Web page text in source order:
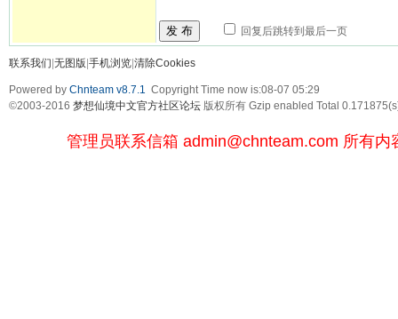
发 布 回复后跳转到最后一页
联系我们 无图版 手机浏览 清除Cookies
Powered by Chnteam v8.7.1 Copyright Time now is:08-07 05:29
©2003-2016 梦想仙境中文官方社区论坛 版权所有 Gzip enabled Total
管理员联系信箱 admin@chnteam.com 所有内